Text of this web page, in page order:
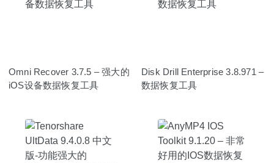
Omni Recover 3.7.5 – 强大的
iOS设备数据恢复工具
Disk Drill Enterprise 3.8.971 –
数据恢复工具